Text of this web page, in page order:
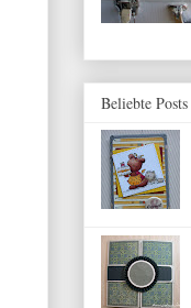
Beliebte Posts